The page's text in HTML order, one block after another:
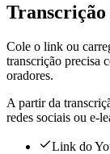
Transcrição
Cole o link ou
transcrição precisa
oradores.
A partir da
redes sociais ou e-
Link do